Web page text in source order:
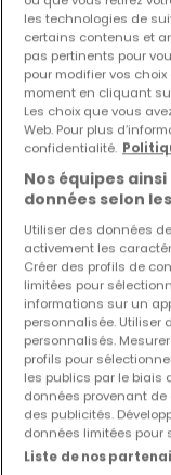
Local commercial
585 000 €
99 m²
les technologies de
certains contenus et
pas pertinents pour
pour modifier vos
moment en cliquant
Les choix que vous
Web. Pour plus
confidentialité.
Nos équipes
données selon
Utiliser des données
activement les
Créer des profils de
limitées pour
informations sur un
personnalisée. Utiliser
personnalisés.
profils pour
les publics par le
données provenant
des publicités.
données limitées pour
Liste de nos